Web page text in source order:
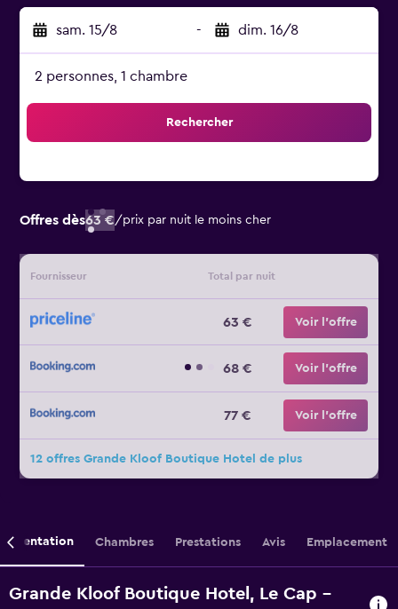
sam. 15/8 - dim. 16/8
2 personnes, 1 chambre
Rechercher
Offres dès63 €/prix par nuit le moins cher
Fournisseur Total par nuit
63 € Voir l’offre
68 € Voir l’offre
77 € Voir l’offre
12 offres Grande Kloof Boutique Hotel de plus
Présentation Chambres Prestations Avis Emplacement
Grande Kloof Boutique Hotel, Le Cap -